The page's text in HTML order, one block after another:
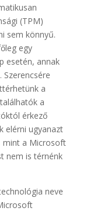
(TPM)
sem könnyű.
egy
esetén, annak
a
a
érkező
elérni ugyanazt
mint a Microsoft
nem is térnénk
neve